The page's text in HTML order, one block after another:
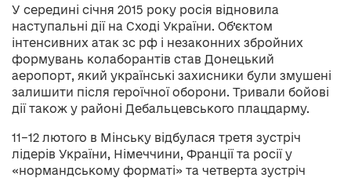
У середині січня 2015 року росія відновила
наступальні дії на Сході України. Об’єктом
інтенсивних атак зс рф і незаконних збройних
формувань колаборантів став Донецький
аеропорт, який українські захисники були змушені
залишити після героїчної оборони. Тривали бойові
дії також у районі Дебальцевського плацдарму.
11–12 лютого в Мінську відбулася третя зустріч
лідерів України, Німеччини, Франції та росії у
«нормандському форматі» та четверта зустріч